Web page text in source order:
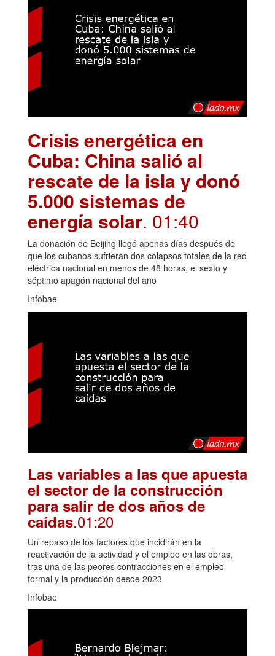
Crisis energética en
Cuba: China salió al
rescate de la isla y donó
5.000 sistemas de
energía solar. 01:40
La donación de Beijing llegó apenas días después de
que los cubanos sufrieran dos colapsos totales de la red
eléctrica nacional en menos de 48 horas, el sexto y
séptimo apagón nacional del año
Infobae
Las variables a las que apuesta
el sector de la construcción
para salir de dos años de
caídas.01:20
Un repaso de los factores que incidirán en la
reactivación de la actividad y el empleo en las obras,
tras una de las peores contracciones en el empleo
formal y la producción desde 2023
Infobae